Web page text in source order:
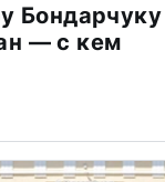
Бондарчуку
— с кем